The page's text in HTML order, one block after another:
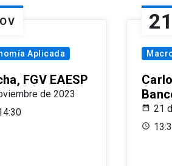
Aplicada
FGV EAESP
de 2023
21
21